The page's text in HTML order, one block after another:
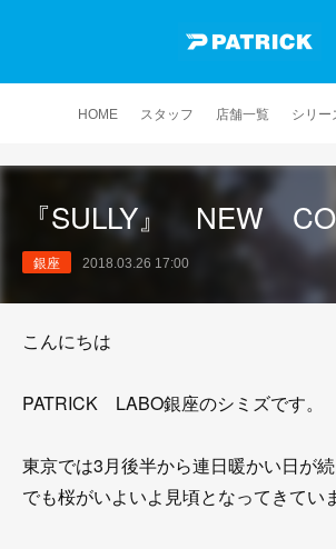
HOME スタッフ 店舗一覧 シリー
『SULLY』 NEW
銀座 2018.03.26 17:00
こんにちは
PATRICK LABO銀座のシミズです。
東京では3月後半から連日暖かい日が
でも桜がいよいよ見頃となってきてい